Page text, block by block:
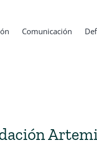
Comunicación